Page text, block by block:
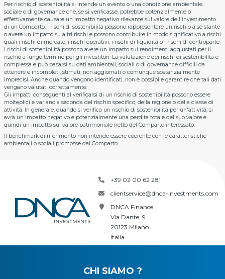
Per rischio di sostenibilità si intende un evento o una condizione ambientale,
sociale o di governance che, se si verificasse, potrebbe potenzialmente o
effettivamente causare un impatto negativo rilevante sul valore dell'investimento
di un Comparto. I rischi di sostenibilità possono rappresentare un rischio a sé stante
o avere un impatto su altri rischi e possono contribuire in modo significativo a rischi
quali i rischi di mercato, i rischi operativi, i rischi di liquidità o i rischi di controparte.
I rischi di sostenibilità possono avere un impatto sui rendimenti aggiustati per il
rischio a lungo termine per gli investitori. La valutazione dei rischi di sostenibilità è
complessa e può basarsi su dati ambientali, sociali o di governance difficili da
ottenere e incompleti, stimati, non aggiornati o comunque sostanzialmente
imprecisi. Anche quando vengono identificati, non è possibile garantire che tali dati
vengano valutati correttamente.
Gli impatti conseguenti al verificarsi di un rischio di sostenibilità possono essere
molteplici e variano a seconda del rischio specifico, della regione o della classe di
attività. In generale, quando si verifica un rischio di sostenibilità per un'attività, si
avrà un impatto negativo e potenzialmente una perdita totale del suo valore e
quindi un impatto sul valore patrimoniale netto del Comparto interessato.
Il benchmark di riferimento non intende essere coerente con le caratteristiche
ambientali o sociali promosse dal Comparto.
+39 02 00 62 281
clientservice@dnca-investments.com
DNCA Finance
Via Dante, 9
20123 Milano
Italia
CHI SIAMO ?